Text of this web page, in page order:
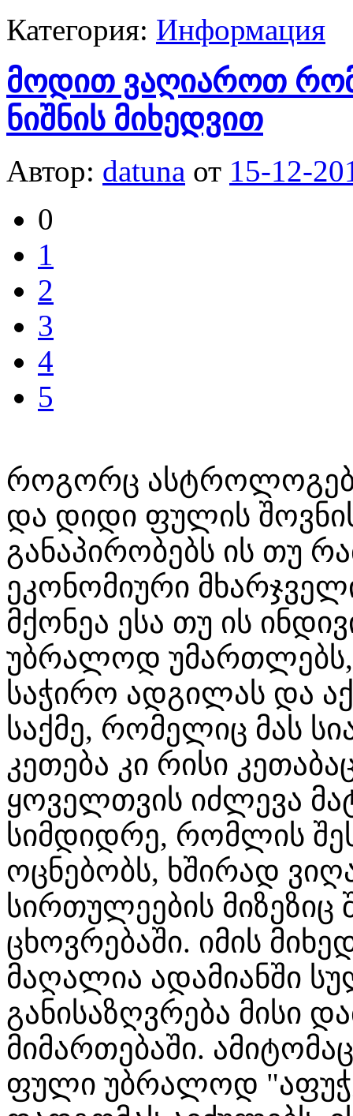
Категория: Информация
მოდით ვაღიაროთ
ნიშნის მიხედვით
Автор: datuna от 15-12-
0
1
2
3
4
5
როგორც
და დიდი ფულის
განაპირობებს ის თუ
ეკონომიური
მქონეა ესა თუ ის
უბრალოდ უმართლებს,
საჭირო ადგილას და
საქმე, რომელიც მას
კეთება კი რისი
ყოველთვის იძლევა
სიმდიდრე, რომლის
ოცნებობს, ხშირად
სირთულეების მიზეზიც
ცხოვრებაში. იმის
მაღალია ადამიანში
განისაზღვრება მისი
მიმართებაში.
ფული უბრალოდ